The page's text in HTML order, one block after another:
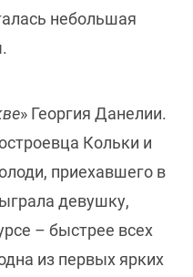
небольшая
» Георгия Данелии.
Кольки и
приехавшего в
девушку,
– быстрее всех
из первых ярких